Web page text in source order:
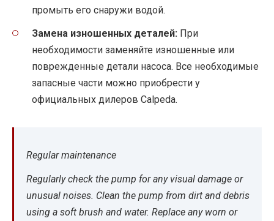
промыть его снаружи водой.
Замена изношенных деталей: При
необходимости заменяйте изношенные или
поврежденные детали насоса. Все необходимые
запасные части можно приобрести у
официальных дилеров Calpeda.
Regular maintenance
Regularly check the pump for any visual damage or
unusual noises. Clean the pump from dirt and debris
using a soft brush and water. Replace any worn or